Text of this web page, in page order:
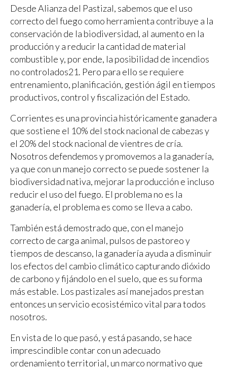
Desde Alianza del Pastizal, sabemos que el uso
correcto del fuego como herramienta contribuye a la
conservación de la biodiversidad, al aumento en la
producción y a reducir la cantidad de material
combustible y, por ende, la posibilidad de incendios
no controlados21. Pero para ello se requiere
entrenamiento, planificación, gestión ágil en tiempos
productivos, control y fiscalización del Estado.
Corrientes es una provincia históricamente ganadera
que sostiene el 10% del stock nacional de cabezas y
el 20% del stock nacional de vientres de cría.
Nosotros defendemos y promovemos a la ganadería,
ya que con un manejo correcto se puede sostener la
biodiversidad nativa, mejorar la producción e incluso
reducir el uso del fuego. El problema no es la
ganadería, el problema es como se lleva a cabo.
También está demostrado que, con el manejo
correcto de carga animal, pulsos de pastoreo y
tiempos de descanso, la ganadería ayuda a disminuir
los efectos del cambio climático capturando dióxido
de carbono y fijándolo en el suelo, que es su forma
más estable. Los pastizales así manejados prestan
entonces un servicio ecosistémico vital para todos
nosotros.
En vista de lo que pasó, y está pasando, se hace
imprescindible contar con un adecuado
ordenamiento territorial, un marco normativo que